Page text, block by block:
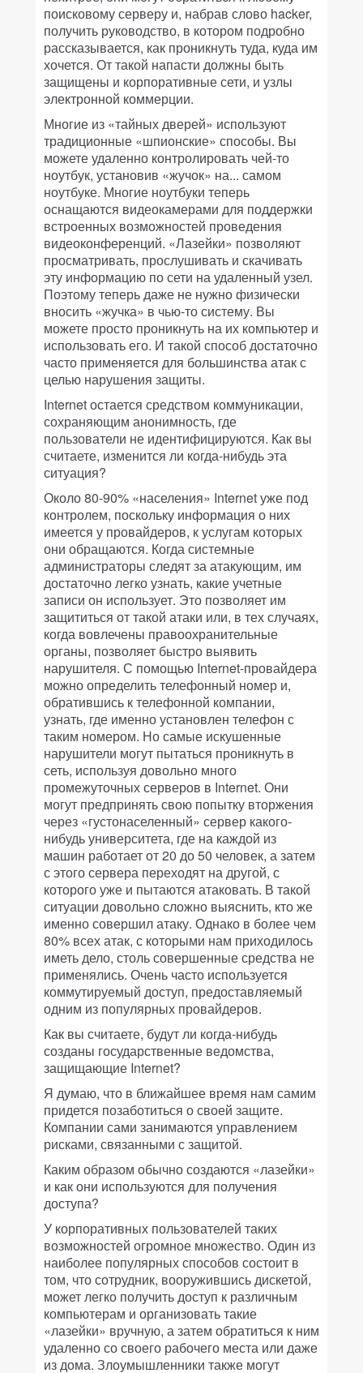
поисковому серверу и, набрав слово hacker,
получить руководство, в котором подробно
рассказывается, как проникнуть туда, куда им
хочется. От такой напасти должны быть
защищены и корпоративные сети, и узлы
электронной коммерции.
Многие из «тайных дверей» используют
традиционные «шпионские» способы. Вы
можете удаленно контролировать чей-то
ноутбук, установив «жучок» на... самом
ноутбуке. Многие ноутбуки теперь
оснащаются видеокамерами для поддержки
встроенных возможностей проведения
видеоконференций. «Лазейки» позволяют
просматривать, прослушивать и скачивать
эту информацию по сети на удаленный узел.
Поэтому теперь даже не нужно физически
вносить «жучка» в чью-то систему. Вы
можете просто проникнуть на их компьютер и
использовать его. И такой способ достаточно
часто применяется для большинства атак с
целью нарушения защиты.
Internet остается средством коммуникации,
сохраняющим анонимность, где
пользователи не идентифицируются. Как вы
считаете, изменится ли когда-нибудь эта
ситуация?
Около 80-90% «населения» Internet уже под
контролем, поскольку информация о них
имеется у провайдеров, к услугам которых
они обращаются. Когда системные
администраторы следят за атакующим, им
достаточно легко узнать, какие учетные
записи он использует. Это позволяет им
защититься от такой атаки или, в тех случаях,
когда вовлечены правоохранительные
органы, позволяет быстро выявить
нарушителя. С помощью Internet-провайдера
можно определить телефонный номер и,
обратившись к телефонной компании,
узнать, где именно установлен телефон с
таким номером. Но самые искушенные
нарушители могут пытаться проникнуть в
сеть, используя довольно много
промежуточных серверов в Internet. Они
могут предпринять свою попытку вторжения
через «густонаселенный» сервер какого-
нибудь университета, где на каждой из
машин работает от 20 до 50 человек, а затем
с этого сервера переходят на другой, с
которого уже и пытаются атаковать. В такой
ситуации довольно сложно выяснить, кто же
именно совершил атаку. Однако в более чем
80% всех атак, с которыми нам приходилось
иметь дело, столь совершенные средства не
применялись. Очень часто используется
коммутируемый доступ, предоставляемый
одним из популярных провайдеров.
Как вы считаете, будут ли когда-нибудь
созданы государственные ведомства,
защищающие Internet?
Я думаю, что в ближайшее время нам самим
придется позаботиться о своей защите.
Компании сами занимаются управлением
рисками, связанными с защитой.
Каким образом обычно создаются «лазейки»
и как они используются для получения
доступа?
У корпоративных пользователей таких
возможностей огромное множество. Один из
наиболее популярных способов состоит в
том, что сотрудник, вооружившись дискетой,
может легко получить доступ к различным
компьютерам и организовать такие
«лазейки» вручную, а затем обратиться к ним
удаленно со своего рабочего места или даже
из дома. Злоумышленники также могут